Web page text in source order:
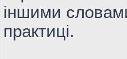
іншими
практиці.